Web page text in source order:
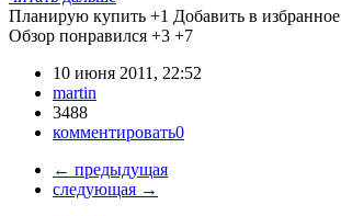
Планирую купить +1 Добавить в избранное
Обзор понравился +3 +7
10 июня 2011, 22:52
martin
3488
комментировать0
← предыдущая
следующая →